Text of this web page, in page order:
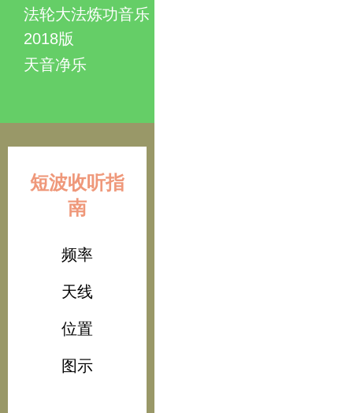
法轮大法炼功音乐
2018版
天音净乐
短波收听指
南
频率
天线
位置
图示